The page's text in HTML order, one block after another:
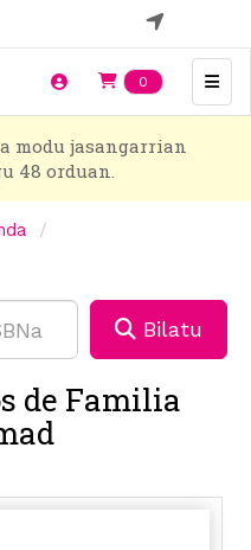
0 Items en
modu jasangarrian
48 orduan.
Bilatu
de Familia